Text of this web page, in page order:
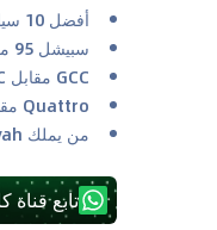
أفضل 10 سيارات خارقة على مر التاريخ
سبيشل 95 مقابل سوبر 98: فهم نوع الوقود الذي تحتاجه سيارتك في الإمارات العربية المتحدة
GCC مقابل non-GCC: أي المواصفات أفضل؟
Quattro مقابل 4Matic مقابل xDrive مقابل 4Motion: أي نظام دفع رباعي هو الأفضل للصحراء؟
من يملك Voyah: كل ما تحتاج إلى معرفته عن Voyah
تابع